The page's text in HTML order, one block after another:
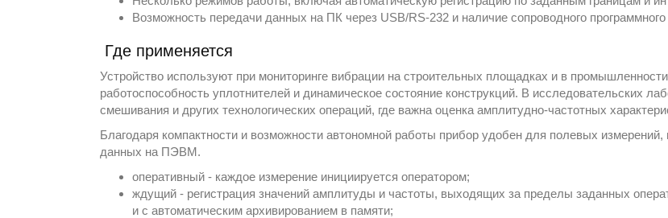
Возможность передачи данных на ПК через USB/RS-232 и наличие сопроводного
Где применяется
Устройство используют при мониторинге вибрации на строительных площадках и в
работоспособность уплотнителей и динамическое состояние конструкций. В исследовательских
смешивания и других технологических операций, где важна оценка амплитудно-частотных
Благодаря компактности и возможности автономной работы прибор удобен для полевых
данных на ПЭВМ.
оперативный - каждое измерение инициируется оператором;
ждущий - регистрация значений амплитуды и частоты, выходящих за пределы заданных
и с автоматическим архивированием в памяти;